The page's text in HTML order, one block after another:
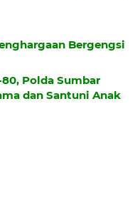
Bergengsi
Polda Sumbar
dan Santuni Anak